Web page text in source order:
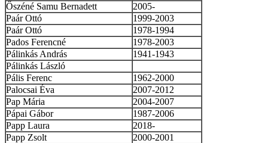
Őszéné Samu Bernadett
2005-
Paár Ottó
1999-2003
Paár Ottó
1978-1994
Pados Ferencné
1978-2003
Pálinkás András
1941-1943
Pálinkás László
Pális Ferenc
1962-2000
Palocsai Éva
2007-2012
Pap Mária
2004-2007
Pápai Gábor
1987-2006
Papp Laura
2018-
Papp Zsolt
2000-2001